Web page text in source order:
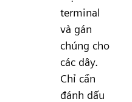
terminal
và gán
chúng cho
các dây.
Chỉ cần
đánh dấu